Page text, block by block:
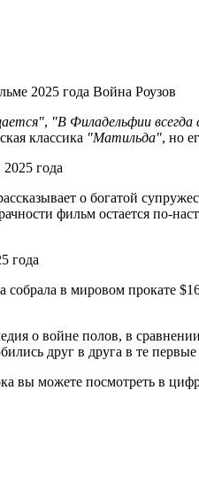
, "В Филадельфии всегда
классика "Матильда", но
о богатой
фильм остается
в мировом прокате
о войне полов, в
друг в друга в те
вы можете посмотреть в